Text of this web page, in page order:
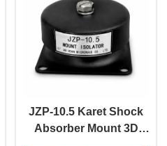
JZP-10.5 Karet Shock
Absorber Mount 3D